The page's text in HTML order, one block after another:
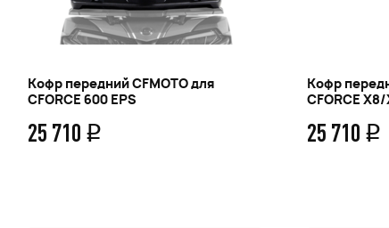
Кофр передний CFMOTO для
CFORCE 600 EPS
25 710 q
Кофр
CFORCE
25 710 q